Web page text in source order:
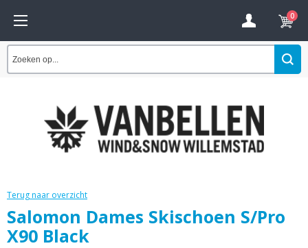
0
Terug naar overzicht
Salomon Dames Skischoen S/Pro
X90 Black